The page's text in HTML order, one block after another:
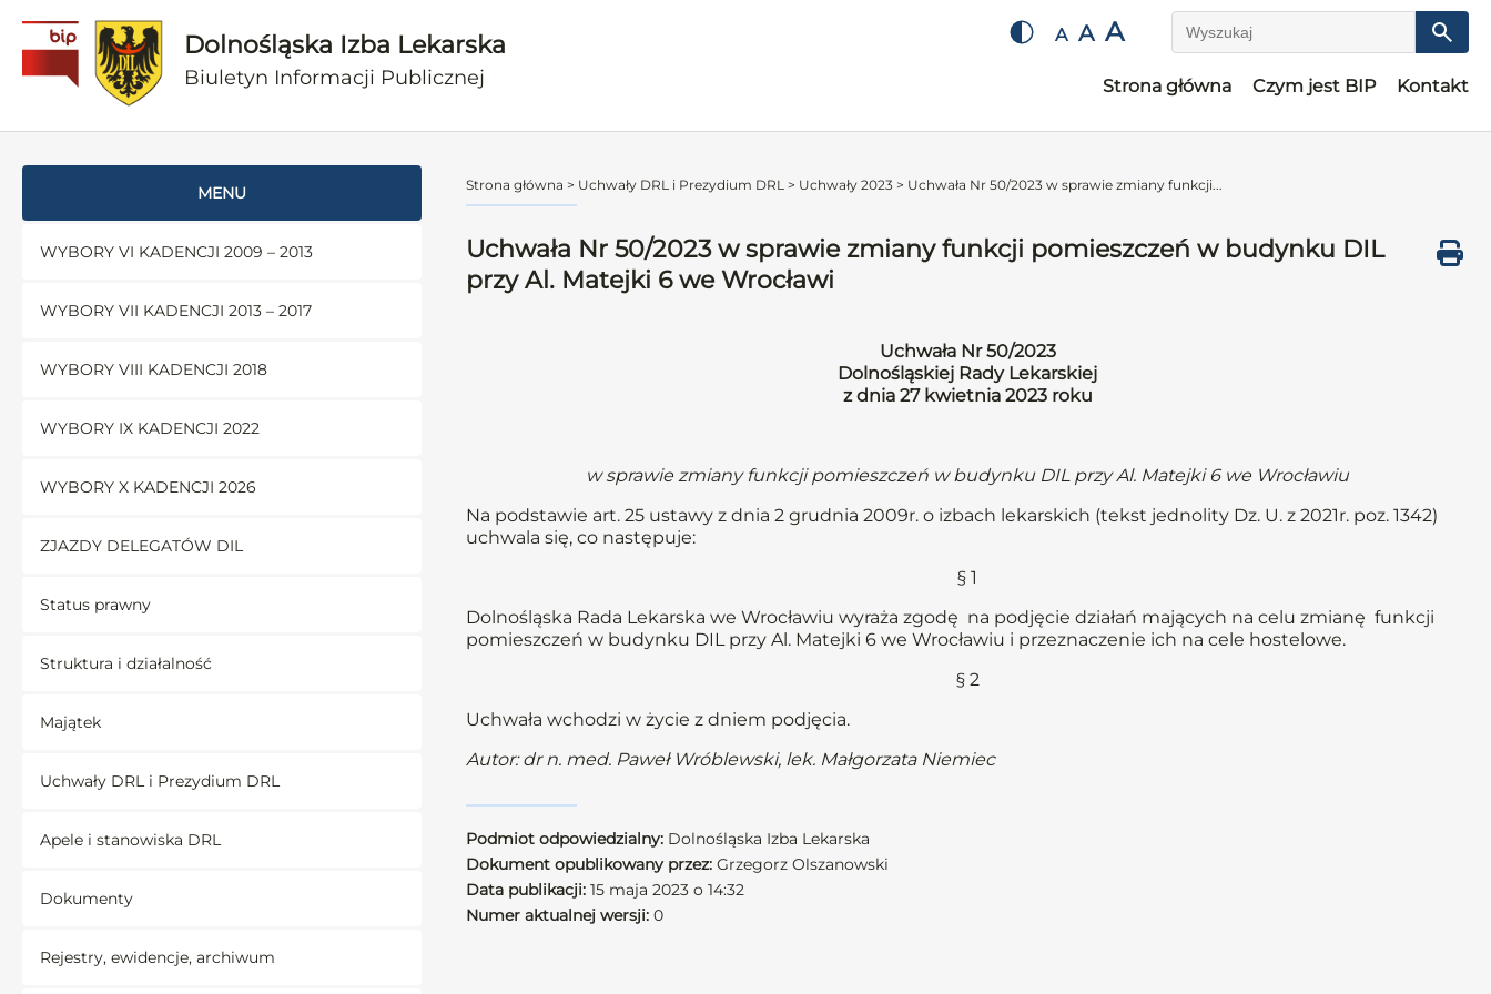
Dolnośląska Izba Lekarska
Biuletyn Informacji Publicznej
A A A Wyszukaj
Strona główna Czym jest BIP Kontakt
MENU
WYBORY VI KADENCJI 2009 – 2013
WYBORY VII KADENCJI 2013 – 2017
WYBORY VIII KADENCJI 2018
WYBORY IX KADENCJI 2022
WYBORY X KADENCJI 2026
ZJAZDY DELEGATÓW DIL
Status prawny
Struktura i działalność
Majątek
Uchwały DRL i Prezydium DRL
Apele i stanowiska DRL
Dokumenty
Rejestry, ewidencje, archiwum
Strona główna > Uchwały DRL i Prezydium DRL > Uchwały 2023 > Uchwała Nr 50/2023 w sprawie zmiany funkcji...
Uchwała Nr 50/2023 w sprawie zmiany funkcji pomieszczeń w budynku DIL
przy Al. Matejki 6 we Wrocławi
Uchwała Nr 50/2023
Dolnośląskiej Rady Lekarskiej
z dnia 27 kwietnia 2023 roku
w sprawie zmiany funkcji pomieszczeń w budynku DIL przy Al. Matejki 6 we Wrocławiu
Na podstawie art. 25 ustawy z dnia 2 grudnia 2009r. o izbach lekarskich (tekst jednolity Dz. U. z 2021r. poz. 1342)
uchwala się, co następuje:
§ 1
Dolnośląska Rada Lekarska we Wrocławiu wyraża zgodę na podjęcie działań mających na celu zmianę funkcji
pomieszczeń w budynku DIL przy Al. Matejki 6 we Wrocławiu i przeznaczenie ich na cele hostelowe.
§ 2
Uchwała wchodzi w życie z dniem podjęcia.
Autor: dr n. med. Paweł Wróblewski, lek. Małgorzata Niemiec
Podmiot odpowiedzialny: Dolnośląska Izba Lekarska
Dokument opublikowany przez: Grzegorz Olszanowski
Data publikacji: 15 maja 2023 o 14:32
Numer aktualnej wersji: 0